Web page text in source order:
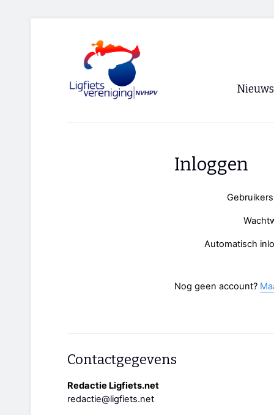
Nieuws
Inloggen
Automatisch
Nog geen account?
Contactgegevens
Redactie Ligfiets.net
redactie@ligfiets.net